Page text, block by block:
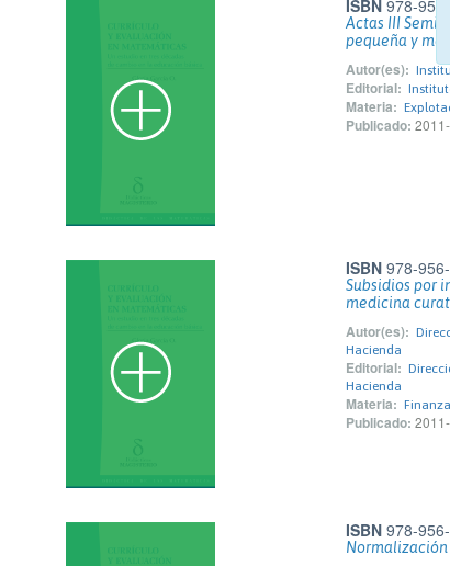
ISBN 978-
Actas III
pequeña y
Autor(es):
Editorial:
Materia:
Publicado:
ISBN 978-
Subsidios por
medicina
Autor(es):
Hacienda
Editorial:
Hacienda
Materia:
Publicado:
ISBN 978-